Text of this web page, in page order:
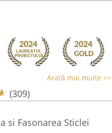
Arată mai multe >>
(309)
si Fasonarea Sticlei